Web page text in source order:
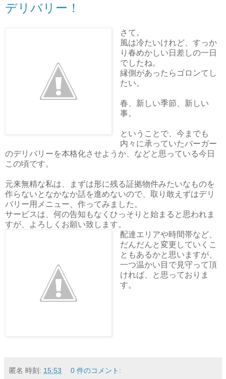
デリバリー！
さて。
風は冷たいけれど、すっか
り春めかしい日差しの一日
でしたね。
縁側があったらゴロンてし
たい。
春、新しい季節、新しい
事。
ということで、今までも
内々に承っていたバーガー
のデリバリーを本格化させようか、などと思っている今日
この頃です。
元来無精な私は、まずは形に残る証拠物件みたいなものを
作らないとなかなか話を進めないので、取り敢えずはデリ
バリー用メニュー、作ってみました。
サービスは、何の告知もなくひっそりと始まると思われま
すが、よろしくお願い致します。
配達エリアや時間帯など、
だんだんと変更していくこ
ともあるかと思いますが、
一つ温かい目で見守って頂
ければ、と思っておりま
す。
匿名 時刻: 15:53 0 件のコメント: